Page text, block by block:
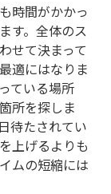
時間がかかっ
す。全体のス
せて決まって
適にはなりま
ている場所
所を探しま
待たされてい
上げるよりも
ムの短縮には